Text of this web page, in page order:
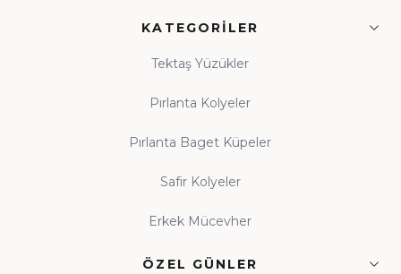
KATEGORILER
Tektaş Yüzükler
Pırlanta Kolyeler
Pırlanta Baget Küpeler
Safir Kolyeler
Erkek Mücevher
ÖZEL GÜNLER